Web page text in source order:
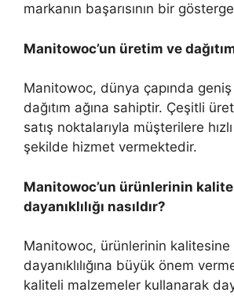
markanın başarısının bir
Manitowoc’un üretim ve
Manitowoc, dünya çapında
dağıtım ağına sahiptir. Çeşitli
satış noktalarıyla müşterilere
şekilde hizmet vermektedir.
Manitowoc’un ürünlerinin
dayanıklılığı nasıldır?
Manitowoc, ürünlerinin kalitesine
dayanıklılığına büyük önem
kaliteli malzemeler kullanarak